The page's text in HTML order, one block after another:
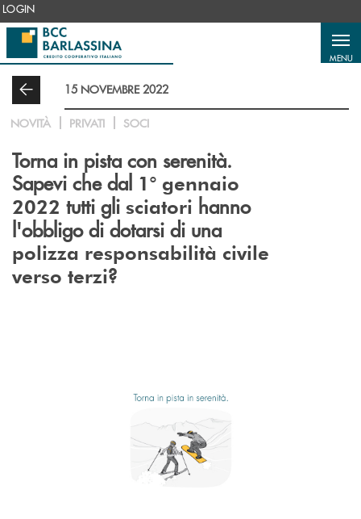
Salta al contenuto principale
LOGIN
MENU
15 NOVEMBRE 2022
NOVITÀ PRIVATI SOCI
Torna in pista con serenità.
Sapevi che dal 1° gennaio
2022 tutti gli sciatori hanno
l'obbligo di dotarsi di una
polizza responsabilità civile
verso terzi?